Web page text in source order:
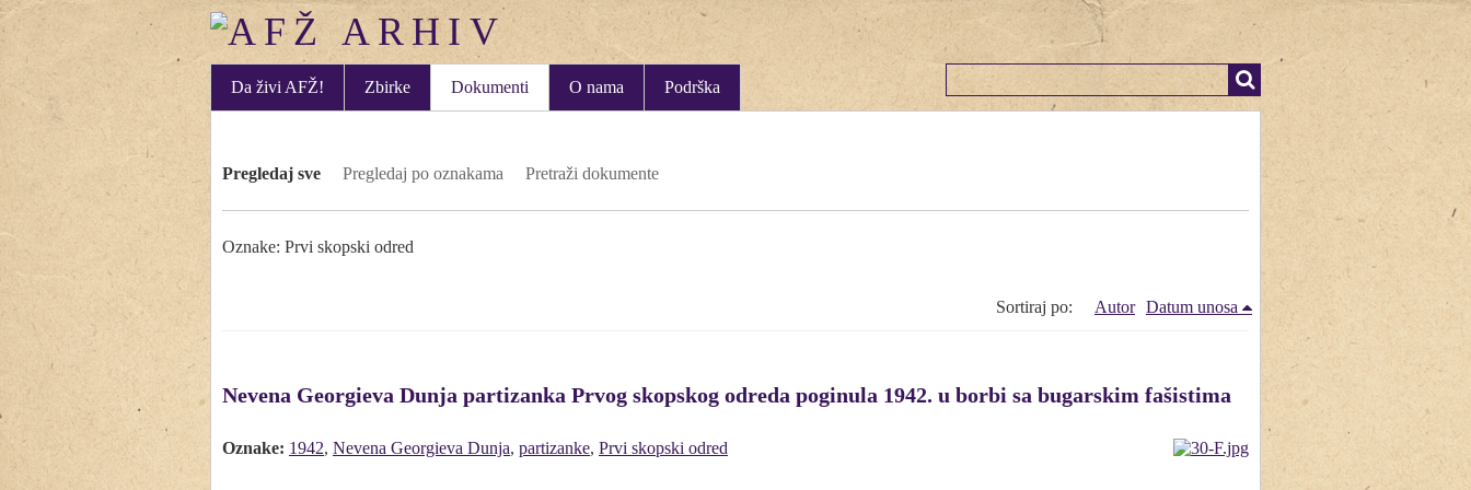
Da živi AFŽ! Zbirke Dokumenti O nama Podrška
Pregledaj sve Pregledaj po oznakama Pretraži dokumente
Oznake: Prvi skopski odred
Sortiraj po: Autor Datum unosa
Nevena Georgieva Dunja partizanka Prvog skopskog odreda poginula 1942. u borbi sa bugarskim fašistima
Oznake: 1942, Nevena Georgieva Dunja, partizanke, Prvi skopski odred